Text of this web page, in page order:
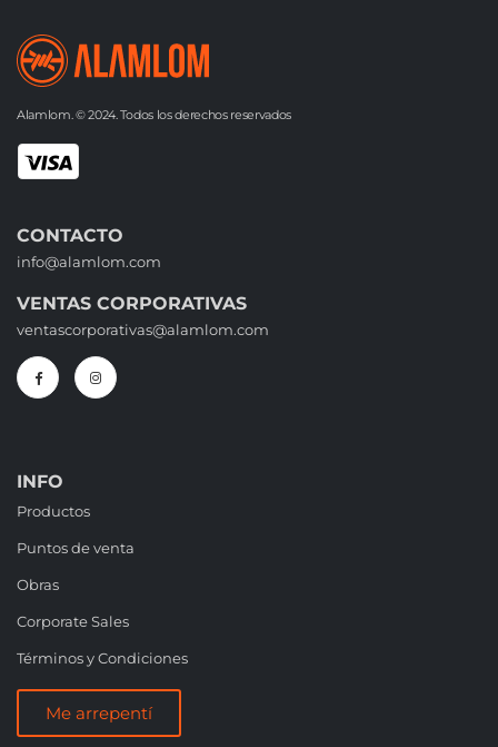
Alamlom. © 2024. Todos los derechos reservados
CONTACTO
info@alamlom.com
VENTAS CORPORATIVAS
ventascorporativas@alamlom.com
INFO
Productos
Puntos de venta
Obras
Corporate Sales
Términos y Condiciones
Me arrepentí